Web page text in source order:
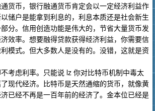
货币，银行融通货币肯定会以一定经济利益作
储户是能拿到利息的，利息本质还是社会新生
分。信用创造功能是伟大的，节省大量货币发
效率。想要融得贷款获得经济利益，你需要信
模式。但大多数人是没有的。没错，这就是资
考虑利率。只能说 lz 你对比特币机制中毒太
现代经济。比特币是天然通缩的货币，就像黄
已经不再是一百年前的经济了。金本位已经是